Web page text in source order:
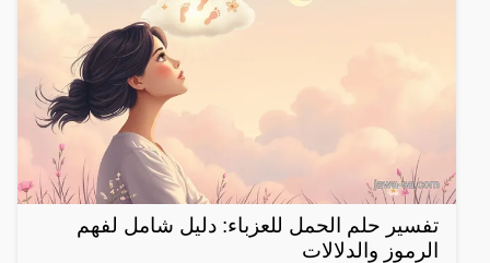
تفسير حلم الحمل للعزباء: دليل شامل لفهم
الرموز والدلالات